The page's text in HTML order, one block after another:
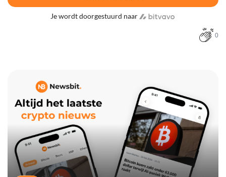
Je wordt doorgestuurd naar
0